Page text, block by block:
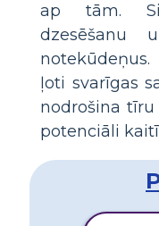
ap tām.
dzesēšanu
ļoti svarīgas
nodrošina
potenciāli